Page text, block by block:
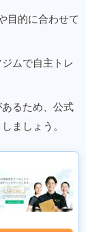
目的に合わせて
ムで自主トレ
るため、公式
ましょう。